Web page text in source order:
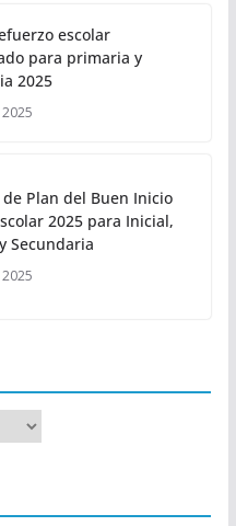
escolar
para primaria y
2025
de Plan del Buen Inicio
2025 para Inicial,
Secundaria